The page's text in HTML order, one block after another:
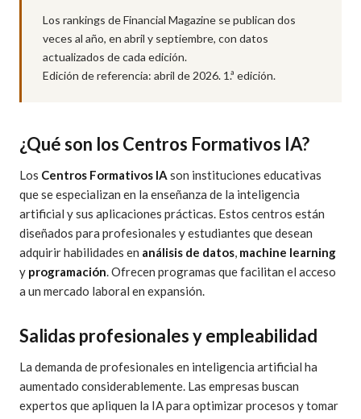
Los rankings de Financial Magazine se publican dos
veces al año, en abril y septiembre, con datos
actualizados de cada edición.
Edición de referencia: abril de 2026. 1.ª edición.
¿Qué son los Centros Formativos IA?
Los Centros Formativos IA son instituciones educativas
que se especializan en la enseñanza de la inteligencia
artificial y sus aplicaciones prácticas. Estos centros están
diseñados para profesionales y estudiantes que desean
adquirir habilidades en análisis de datos, machine learning
y programación. Ofrecen programas que facilitan el acceso
a un mercado laboral en expansión.
Salidas profesionales y empleabilidad
La demanda de profesionales en inteligencia artificial ha
aumentado considerablemente. Las empresas buscan
expertos que apliquen la IA para optimizar procesos y tomar